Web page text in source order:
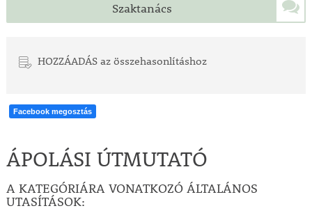
Szaktanács
HOZZÁADÁS az összehasonlításhoz
Facebook megosztás
ÁPOLÁSI ÚTMUTATÓ
A KATEGÓRIÁRA VONATKOZÓ ÁLTALÁNOS
UTASÍTÁSOK: